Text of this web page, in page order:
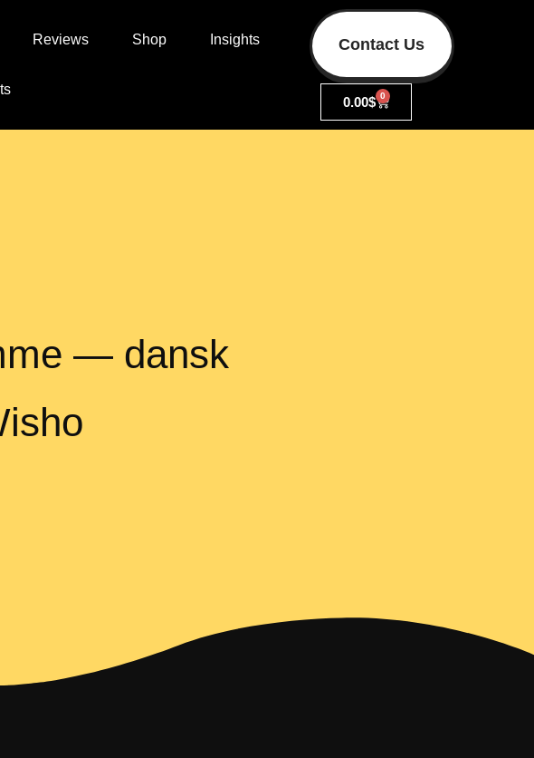
Reviews Shop Insights Contact Us
0.00$ 0
— dansk